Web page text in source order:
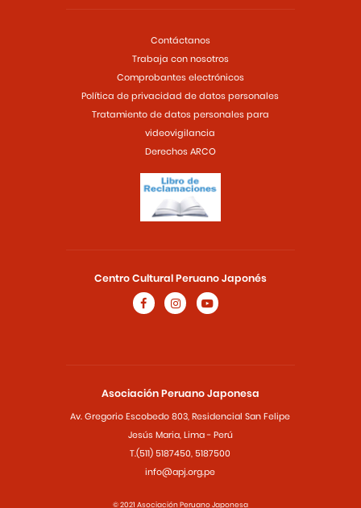
Asociación Peruano Japonesa
Av. Gregorio Escobedo 803, Residencial San Felipe
Jesús Maria, Lima - Perú
T.(511) 5187450, 5187500
info@apj.org.pe
Centro Cultural Peruano Japonés
Contáctanos
Trabaja con nosotros
Comprobantes electrónicos
Política de privacidad de datos personales
Tratamiento de datos personales para
videovigilancia
Derechos ARCO
© 2021 Asociación Peruano Japonesa